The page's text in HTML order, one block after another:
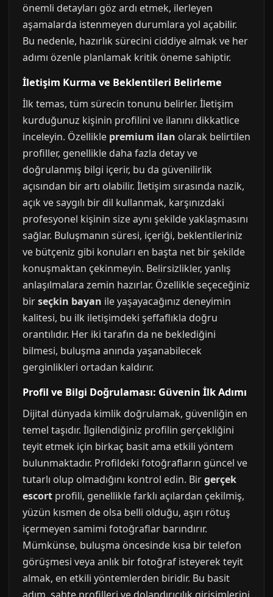
önemli detayları göz ardı etmek, ilerleyen
aşamalarda istenmeyen durumlara yol açabilir.
Bu nedenle, hazırlık sürecini ciddiye almak ve her
adımı özenle planlamak kritik öneme sahiptir.
İletişim Kurma ve Beklentileri Belirleme
İlk temas, tüm sürecin tonunu belirler. İletişim
kurduğunuz kişinin profilini ve ilanını dikkatlice
inceleyin. Özellikle premium ilan olarak belirtilen
profiller, genellikle daha fazla detay ve
doğrulanmış bilgi içerir, bu da güvenilirlik
açısından bir artı olabilir. İletişim sırasında nazik,
açık ve saygılı bir dil kullanmak, karşınızdaki
profesyonel kişinin size aynı şekilde yaklaşmasını
sağlar. Buluşmanın süresi, içeriği, beklentileriniz
ve bütçeniz gibi konuları en başta net bir şekilde
konuşmaktan çekinmeyin. Belirsizlikler, yanlış
anlaşılmalara zemin hazırlar. Özellikle seçeceğiniz
birseçkin bayan ile yaşayacağınız deneyimin
kalitesi, bu ilk iletişimdeki şeffaflıkla doğru
orantılıdır. Her iki tarafın da ne beklediğini
bilmesi, buluşma anında yaşanabilecek
gerginlikleri ortadan kaldırır.
Profil ve Bilgi Doğrulaması: Güvenin İlk Adımı
Dijital dünyada kimlik doğrulamak, güvenliğin en
temel taşıdır. İlgilendiğiniz profilin gerçekliğini
teyit etmek için birkaç basit ama etkili yöntem
bulunmaktadır. Profildeki fotoğrafların güncel ve
tutarlı olup olmadığını kontrol edin. Birgerçek
escort profili, genellikle farklı açılardan çekilmiş,
yüzün kısmen de olsa belli olduğu, aşırı rötuş
içermeyen samimi fotoğraflar barındırır.
Mümkünse, buluşma öncesinde kısa bir telefon
görüşmesi veya anlık bir fotoğraf isteyerek teyit
almak, en etkili yöntemlerden biridir. Bu basit